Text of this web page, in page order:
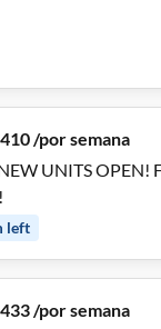
/por semana
UNITS OPEN!
left
/por semana